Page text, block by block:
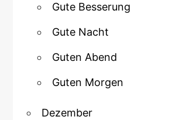
Gute Besserung
Gute Nacht
Guten Abend
Guten Morgen
Dezember